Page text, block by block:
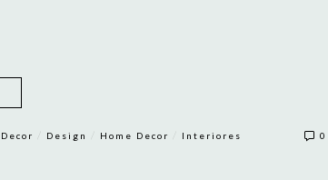
Decor Design Home Decor Interiores 0